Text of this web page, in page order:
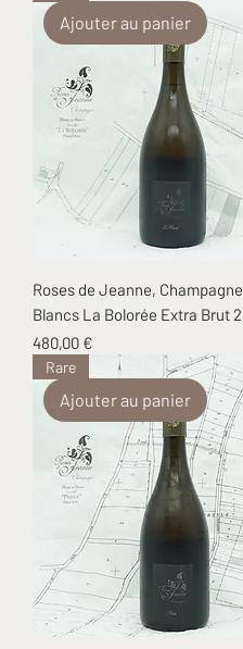
Ajouter au panier
Roses de Jeanne,
Blancs La Bolorée Extra Brut
Prix
480,00 €
Ajouter au panier
Rare